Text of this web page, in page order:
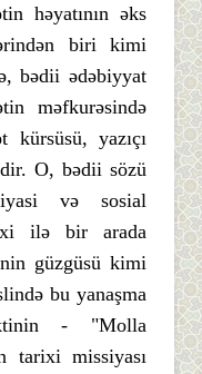
həyatının əks
biri kimi
bədii ədəbiyyat
məfkurəsində
kürsüsü, yazıçı
O, bədii sözü
və sosial
ilə bir arada
güzgüsü kimi
bu yanaşma
- "Molla
tarixi missiyası